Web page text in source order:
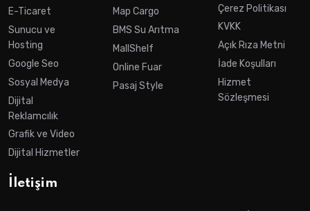
E-Ticaret
Sunucu ve
Hosting
Google Seo
Sosyal Medya
Dijital
Reklamcılık
Grafik ve Video
Dijital Hizmetler
Map Cargo
BMS Su Arıtma
MallShelf
Online Fuar
Pasaj Style
Çerez Politikası
KVKK
Açık Rıza Metni
İade Koşulları
Hizmet
Sözleşmesi
İletişim